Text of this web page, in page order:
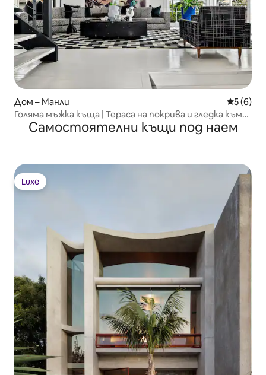
Дом – Манли Средна
5 (6)
Голяма мъжка къща | Тераса на покрива и гледка към
водата
Самостоятелни къщи под наем
Luxe
Luxe